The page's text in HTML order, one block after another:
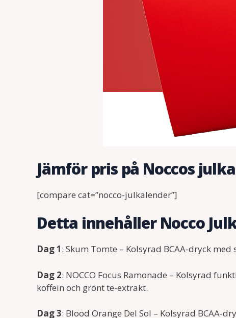
Jämför pris på Noccos
[compare cat=”nocco-julkalender”]
Detta innehåller Nocco
Dag 1: Skum Tomte – Kolsyrad BCAA-dryck
Dag 2: NOCCO Focus Ramonade – Kolsyrad
koffein och grönt te-extrakt.
Dag 3: Blood Orange Del Sol – Kolsyrad